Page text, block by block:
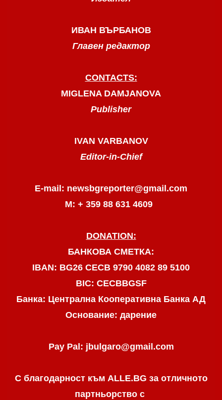
ИВАН ВЪРБАНОВ
Главен редактор
CONTACTS:
MIGLENA DAMJANOVA
Publisher
IVAN VARBANOV
Editor-in-Chief
E-mail: newsbgreporter@gmail.com
М: + 359 88 631 4609
DONATION:
БАНКОВА СМЕТКА:
IBAN: BG26 CECB 9790 4082 89 5100
BIC: CECBBGSF
Банка: Централна Кооперативна Банка АД
Основание: дарение
Pay Pal: jbulgaro@gmail.com
С благодарност към ALLE.BG за отличното
партньорство с